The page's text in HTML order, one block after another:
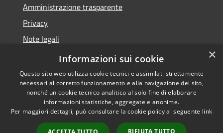
Amministrazione trasparente
Privacy
Note legali
Dichiarazione di accessibilità
Accessibilità
Copyright © 2026 • Comune di
Lumezzane • Powered by
Municipium• Accesso
×
Informazioni sui cookie
Questo sito web utilizza cookie tecnici e assimilati strettamente
necessari al corretto funzionamento e alla navigazione del sito,
nonché un cookie tecnico analitico al solo fine di elaborare
informazioni statistiche, aggregate e anonime.
Per maggiori dettagli, può consultare la cookie policy al seguente link
RIFIUTA TUTTO